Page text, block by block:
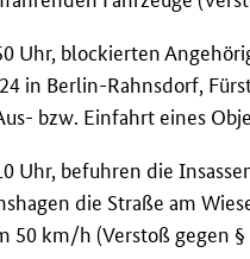
Uhr, blockierten
in Berlin-Rahnsdorf,
bzw. Einfahrt eines
Uhr, befuhren die
die Straße am
50 km/h (Verstoß gegen §